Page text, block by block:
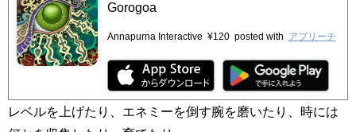
Gorogoa
Annapurna Interactive ¥120 posted with アプリーチ
レベルを上げたり、エネミーを倒す腕を磨いたり、時には